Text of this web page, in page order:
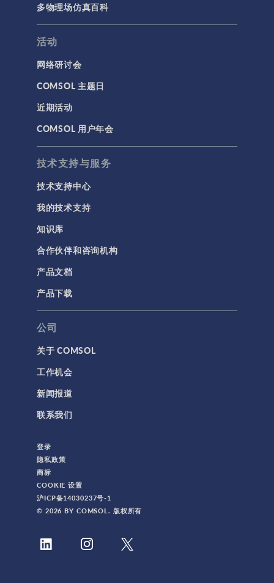
多物理场仿真百科
活动
网络研讨会
COMSOL 主题日
近期活动
COMSOL 用户年会
技术支持与服务
技术支持中心
我的技术支持
知识库
合作伙伴和咨询机构
产品文档
产品下载
公司
关于 COMSOL
工作机会
新闻报道
联系我们
登录
隐私政策
商标
COOKIE 设置
沪ICP备14030237号-1
© 2026 BY COMSOL. 版权所有